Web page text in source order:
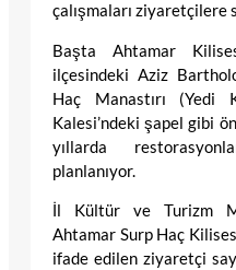
çalışmaları ziyaretçilere
Başta Ahtamar
ilçesindeki Aziz
Haç Manastırı (Yedi
Kalesi’ndeki şapel gibi
yıllarda
planlanıyor.
İl Kültür ve Turizm
Ahtamar Surp Haç
ifade edilen ziyaretçi